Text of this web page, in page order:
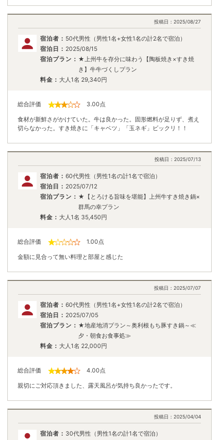
投稿日： 2025/08/27
宿泊者： 50代男性（男性1名+女性1名の計2名で宿泊）
宿泊日： 2025/08/15
宿泊プラン： ★上州牛を存分に味わう【陶板焼き×すき焼
き】牛牛づくしプラン
料金： 大人1名 29,340円
総合評価 3.00点
食材が新鮮さがかけていた。牛は良かった。固形燃料が足りず、煮え
切らなかった。すき焼きに「キャベツ」「玉ネギ」ビックリ！！
投稿日： 2025/07/13
宿泊者： 60代男性（男性1名の計1名で宿泊）
宿泊日： 2025/07/12
宿泊プラン： ★【とろける旨味を堪能】上州牛すき焼き鍋×
群馬の幸プラン
料金： 大人1名 35,450円
総合評価 1.00点
金額に見合って無い料理と部屋と感じた
投稿日： 2025/07/07
宿泊者： 60代男性（男性1名+女性1名の計2名で宿泊）
宿泊日： 2025/07/05
宿泊プラン： ★地産地消プラン～奥利根もち豚すき鍋～≪
夕・朝食お食事処≫
料金： 大人1名 22,000円
総合評価 4.00点
親切にご対応頂きました、露天風呂が気持ち良かったです。
投稿日： 2025/04/04
宿泊者： 30代男性（男性1名の計1名で宿泊）